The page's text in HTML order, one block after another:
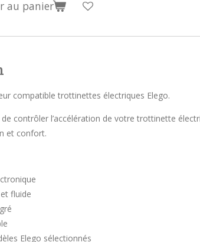
au panier
compatible trottinettes électriques Elego.
contrôler l’accélération de votre trottinette
et confort.
fluide
Elego sélectionnés